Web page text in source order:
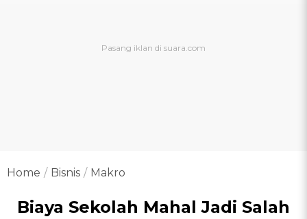
Home Bisnis Makro
Biaya Sekolah Mahal Jadi Salah